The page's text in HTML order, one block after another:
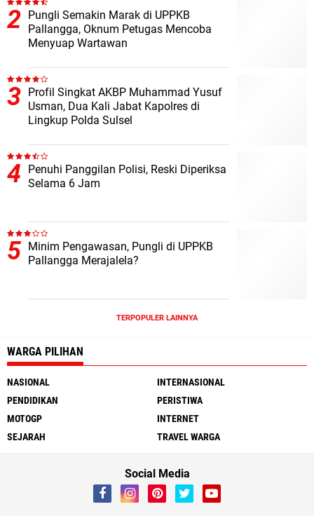
Pungli Semakin Marak di UPPKB
Pallangga, Oknum Petugas Mencoba
Menyuap Wartawan
Profil Singkat AKBP Muhammad Yusuf
Usman, Dua Kali Jabat Kapolres di
Lingkup Polda Sulsel
Penuhi Panggilan Polisi, Reski Diperiksa
Selama 6 Jam
Minim Pengawasan, Pungli di UPPKB
Pallangga Merajalela?
TERPOPULER LAINNYA
WARGA PILIHAN
NASIONAL
INTERNASIONAL
PENDIDIKAN
PERISTIWA
MOTOGP
INTERNET
SEJARAH
TRAVEL WARGA
Social Media